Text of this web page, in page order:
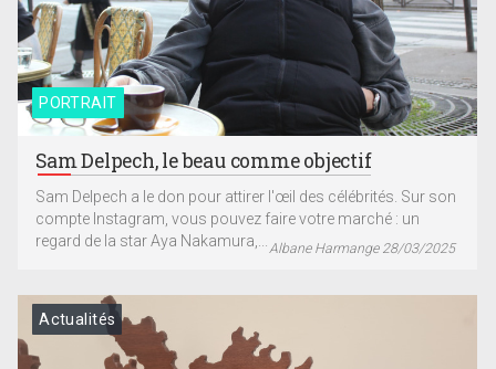
PORTRAIT
Sam Delpech, le beau comme objectif
Sam Delpech a le don pour attirer l'œil des célébrités. Sur son
compte Instagram, vous pouvez faire votre marché : un
regard de la star Aya Nakamura,...
Albane Harmange 28/03/2025
Actualités